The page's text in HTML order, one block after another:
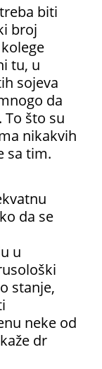
biti
broj
tu, u
sojeva
da
što su
nikakvih
sa tim.
da se
u
stanje,
neke od
dr